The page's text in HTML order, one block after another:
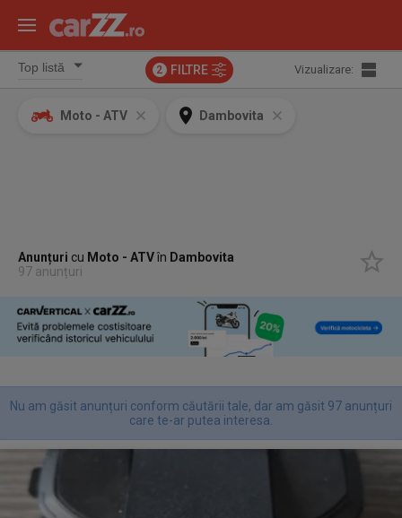
2 FILTRE Vizualizare:
Moto - ATV Dambovita
Anunțuri cu Moto - ATVîn Dambovita
97 anunțuri
Nu am găsit anunțuri conform căutării tale, dar am găsit 97 anunțuri
care te-ar putea interesa.